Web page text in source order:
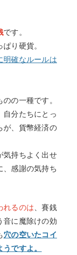
です。
り硬貨。
明確なルールは
の一種です。
自分たちにとっ
が、貨幣経済の
気持ちよく出せ
、感謝の気持ち
れるのは 、賽銭
音に魔除けの効
穴の空いたコイ
ですよ。